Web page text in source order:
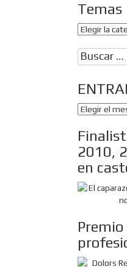
Temas
Temas
Buscar:
ENTRADAS
2010,
en